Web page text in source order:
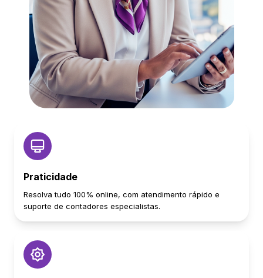
Praticidade
Resolva tudo 100% online, com atendimento rápido e
suporte de contadores especialistas.